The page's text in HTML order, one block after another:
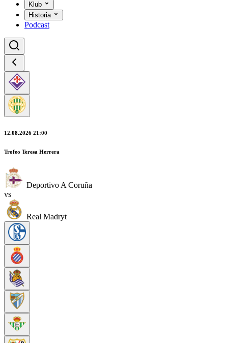
Klub
Historia
Podcast
12.08.2026 21:00
Trofeo Teresa Herrera
Deportivo A Coruña
vs
Real Madryt